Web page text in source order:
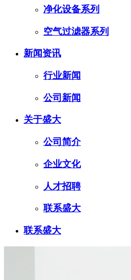
净化设备系列
空气过滤器系列
新闻资讯
行业新闻
公司新闻
关于盛大
公司简介
企业文化
人才招聘
联系盛大
联系盛大